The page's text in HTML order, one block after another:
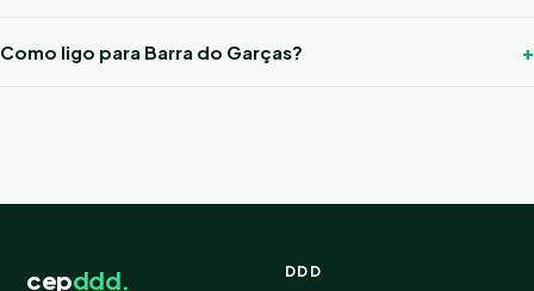
Como ligo para Barra do Garças?
cepddd. DDD